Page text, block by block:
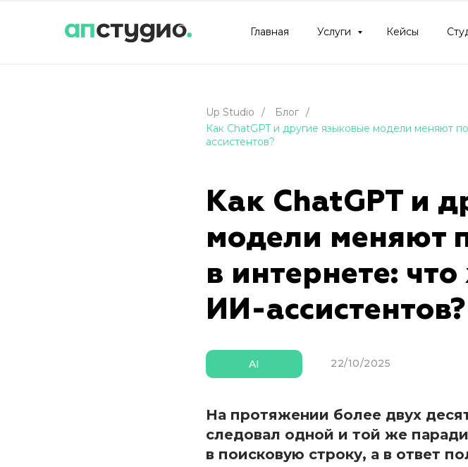
Главная Услуги Кейсы
Up Studio / Блог /
Как ChatGPT и другие языковые модели меняют
ассистентов?
Как ChatGPT и
модели меняют
в интернете:
ИИ-ассистентов?
AI 22/10/2025
На протяжении более двух
следовал одной и той же
в поисковую строку, а в ответ